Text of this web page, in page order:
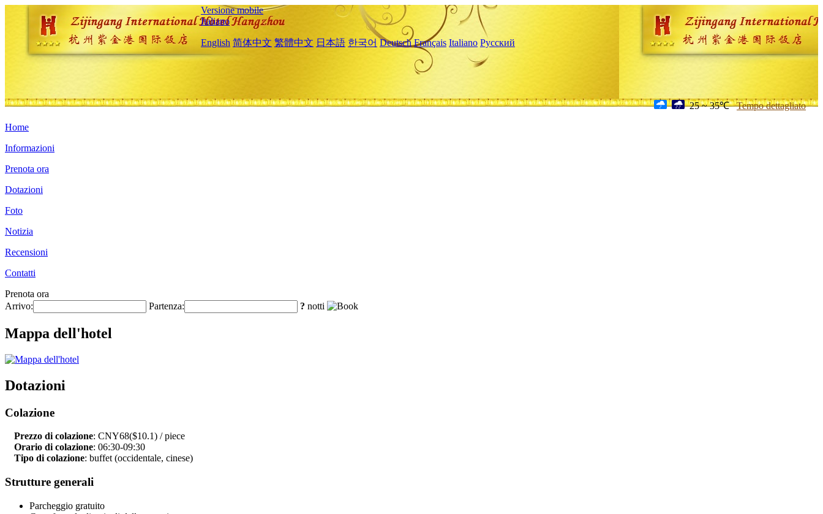
Versione mobile
Italiano
English 简体中文 繁體中文 日本語 한국어 Deutsch Français Italiano Русский
25 ~ 35℃ Tempo dettagliato
Home
Informazioni
Prenota ora
Dotazioni
Foto
Notizia
Recensioni
Contatti
Prenota ora
Arrivo:
Partenza: ? notti
Mappa dell'hotel
Dotazioni
Colazione
Prezzo di colazione: CNY68($10.1) / piece
Orario di colazione: 06:30-09:30
Tipo di colazione: buffet (occidentale, cinese)
Strutture generali
Parcheggio gratuito